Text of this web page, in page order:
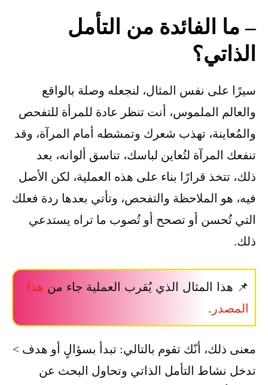
– ما الفائدة من التأمل
الذاتي؟
سيرًا على نفس المثال، لنجعله وصلة بالواقع
والعالم الملموس، أنت تنظر عادة للمرأة للتفحص
والمُعاينة، تهذب شعرك وتمشطه أمام المرآة، وقد
تنفعك المرآة لتُعاين لباسك، تناسق ألوانه، بعد
ذلك، تتخذ قرارًا بناء على هذه العملية، لكن الأصل
فيه، هو الملاحظة والتفحص، وتأتي بعدها ردة فعلك
التي تُحسن أو تصحح أو تُصوب ما تراه يستدعي
ذلك.
📌 هذا المثال الذي يُقرب العملية جاء من هذا
المصدر .
معنى ذلك، أنّك تقوم بالتالي: تبدأ بسؤالٍ أو هدف >
تدخل نشاط التأمل الذاتي وتحاول البحث عن